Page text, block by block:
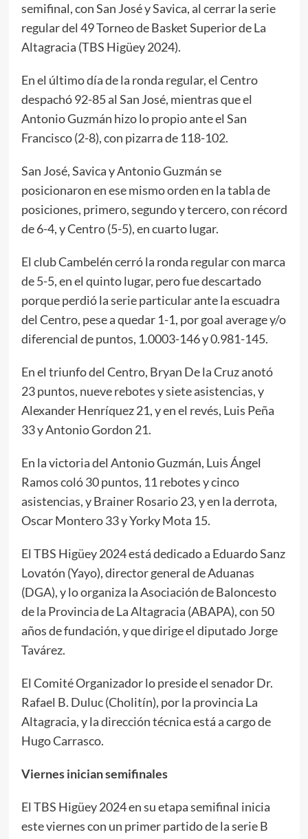
semifinal, con San José y Savica, al cerrar la serie
regular del 49 Torneo de Basket Superior de La
Altagracia (TBS Higüey 2024).
En el último día de la ronda regular, el Centro
despachó 92-85 al San José, mientras que el
Antonio Guzmán hizo lo propio ante el San
Francisco (2-8), con pizarra de 118-102.
San José, Savica y Antonio Guzmán se
posicionaron en ese mismo orden en la tabla de
posiciones, primero, segundo y tercero, con récord
de 6-4, y Centro (5-5), en cuarto lugar.
El club Cambelén cerró la ronda regular con marca
de 5-5, en el quinto lugar, pero fue descartado
porque perdió la serie particular ante la escuadra
del Centro, pese a quedar 1-1, por goal average y/o
diferencial de puntos, 1.0003-146 y 0.981-145.
En el triunfo del Centro, Bryan De la Cruz anotó
23 puntos, nueve rebotes y siete asistencias, y
Alexander Henríquez 21, y en el revés, Luis Peña
33 y Antonio Gordon 21.
En la victoria del Antonio Guzmán, Luis Ángel
Ramos coló 30 puntos, 11 rebotes y cinco
asistencias, y Brainer Rosario 23, y en la derrota,
Oscar Montero 33 y Yorky Mota 15.
El TBS Higüey 2024 está dedicado a Eduardo Sanz
Lovatón (Yayo), director general de Aduanas
(DGA), y lo organiza la Asociación de Baloncesto
de la Provincia de La Altagracia (ABAPA), con 50
años de fundación, y que dirige el diputado Jorge
Tavárez.
El Comité Organizador lo preside el senador Dr.
Rafael B. Duluc (Cholitín), por la provincia La
Altagracia, y la dirección técnica está a cargo de
Hugo Carrasco.
Viernes inician semifinales
El TBS Higüey 2024 en su etapa semifinal inicia
este viernes con un primer partido de la serie B